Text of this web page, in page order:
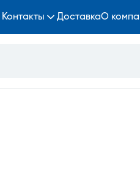
Контакты ДоставкаО